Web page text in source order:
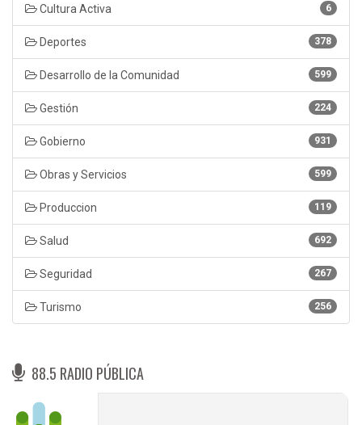
6
Cultura Activa
378
Deportes
599
Desarrollo de la Comunidad
224
Gestión
931
Gobierno
599
Obras y Servicios
119
Produccion
692
Salud
267
Seguridad
256
Turismo
88.5 RADIO PÚBLICA